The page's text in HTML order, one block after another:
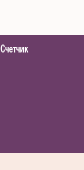
Счетчик